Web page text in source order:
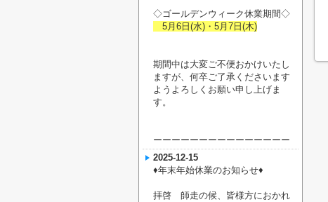
◇ゴールデンウィーク休業期間◇
5月6日(水)・5月7日(木)
期間中は大変ご不便おかけいたし
ますが、何卒ご了承くださいます
ようよろしくお願い申し上げま
す。
ーーーーーーーーーーーーーーー
2025-12-15
♦︎年末年始休業のお知らせ♦︎
拝啓 師走の候、皆様方におかれ